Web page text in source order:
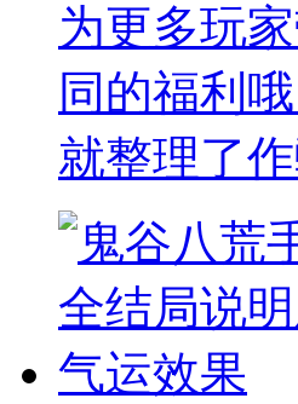
为更多玩
同的福利
就整理了